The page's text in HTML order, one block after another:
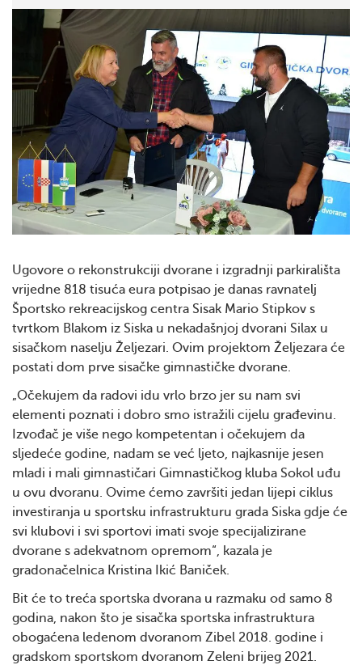
Ugovore o rekonstrukciji dvorane i izgradnji parkirališta
vrijedne 818 tisuća eura potpisao je danas ravnatelj
Športsko rekreacijskog centra Sisak Mario Stipkov s
tvrtkom Blakom iz Siska u nekadašnjoj dvorani Silax u
sisačkom naselju Željezari. Ovim projektom Željezara će
postati dom prve sisačke gimnastičke dvorane.
„Očekujem da radovi idu vrlo brzo jer su nam svi
elementi poznati i dobro smo istražili cijelu građevinu.
Izvođač je više nego kompetentan i očekujem da
sljedeće godine, nadam se već ljeto, najkasnije jesen
mladi i mali gimnastičari Gimnastičkog kluba Sokol uđu
u ovu dvoranu. Ovime ćemo završiti jedan lijepi ciklus
investiranja u sportsku infrastrukturu grada Siska gdje će
svi klubovi i svi sportovi imati svoje specijalizirane
dvorane s adekvatnom opremom“, kazala je
gradonačelnica Kristina Ikić Baniček.
Bit će to treća sportska dvorana u razmaku od samo 8
godina, nakon što je sisačka sportska infrastruktura
obogaćena ledenom dvoranom Zibel 2018. godine i
gradskom sportskom dvoranom Zeleni brijeg 2021.